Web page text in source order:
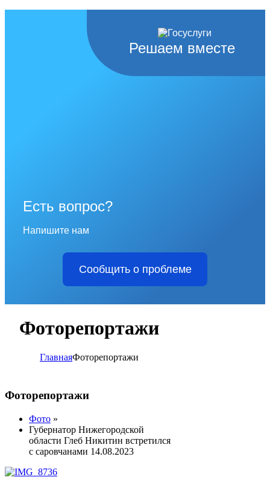
Решаем вместе
Есть вопрос?
Напишите нам
Сообщить о проблеме
Фоторепортажи
ГлавнаяФоторепортажи
Фоторепортажи
Фото »
Губернатор Нижегородской
области Глеб Никитин встретился
с саровчанами 14.08.2023